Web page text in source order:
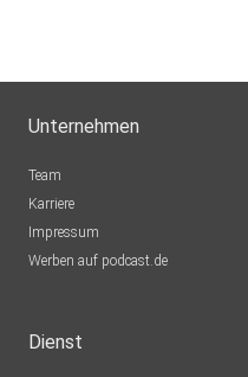
Unternehmen
Team
Karriere
Impressum
Werben auf podcast.de
Dienst